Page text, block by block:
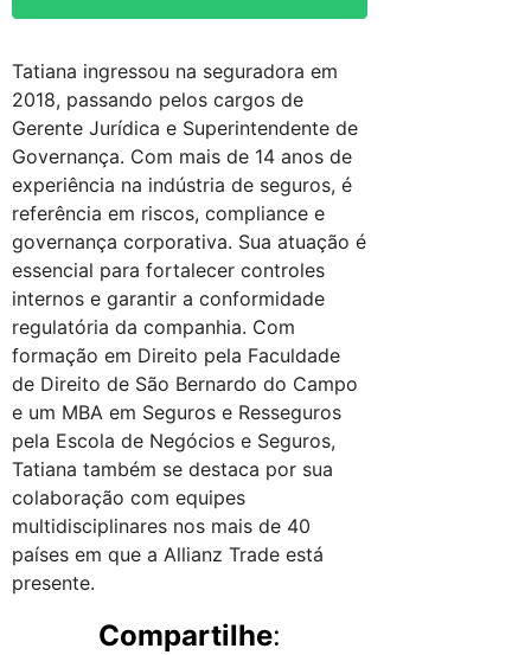
Tatiana ingressou na seguradora em
2018, passando pelos cargos de
Gerente Jurídica e Superintendente de
Governança. Com mais de 14 anos de
experiência na indústria de seguros, é
referência em riscos, compliance e
governança corporativa. Sua atuação é
essencial para fortalecer controles
internos e garantir a conformidade
regulatória da companhia. Com
formação em Direito pela Faculdade
de Direito de São Bernardo do Campo
e um MBA em Seguros e Resseguros
pela Escola de Negócios e Seguros,
Tatiana também se destaca por sua
colaboração com equipes
multidisciplinares nos mais de 40
países em que a Allianz Trade está
presente.
Compartilhe: